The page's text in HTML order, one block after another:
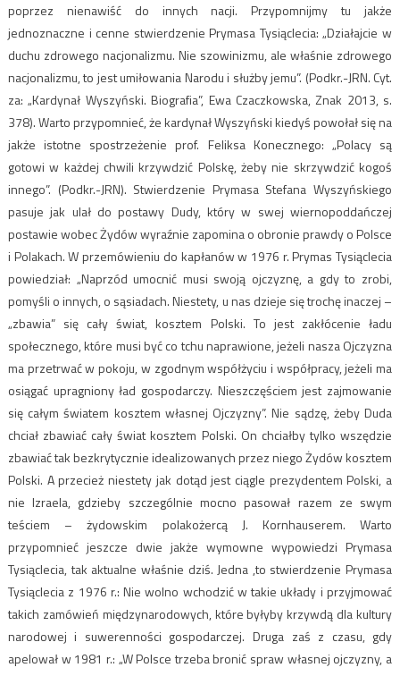
poprzez nienawiść do innych nacji. Przypomnijmy tu jakże
jednoznaczne i cenne stwierdzenie Prymasa Tysiąclecia: „Działajcie w
duchu zdrowego nacjonalizmu. Nie szowinizmu, ale właśnie zdrowego
nacjonalizmu, to jest umiłowania Narodu i służby jemu”. (Podkr.-JRN. Cyt.
za: „Kardynał Wyszyński. Biografia”, Ewa Czaczkowska, Znak 2013, s.
378). Warto przypomnieć, że kardynał Wyszyński kiedyś powołał się na
jakże istotne spostrzeżenie prof. Feliksa Konecznego: „Polacy są
gotowi w każdej chwili krzywdzić Polskę, żeby nie skrzywdzić kogoś
innego”. (Podkr.-JRN). Stwierdzenie Prymasa Stefana Wyszyńskiego
pasuje jak ulał do postawy Dudy, który w swej wiernopoddańczej
postawie wobec Żydów wyraźnie zapomina o obronie prawdy o Polsce
i Polakach. W przemówieniu do kapłanów w 1976 r. Prymas Tysiąclecia
powiedział: „Naprzód umocnić musi swoją ojczyznę, a gdy to zrobi,
pomyśli o innych, o sąsiadach. Niestety, u nas dzieje się trochę inaczej –
„zbawia” się cały świat, kosztem Polski. To jest zakłócenie ładu
społecznego, które musi być co tchu naprawione, jeżeli nasza Ojczyzna
ma przetrwać w pokoju, w zgodnym współżyciu i współpracy, jeżeli ma
osiągać upragniony ład gospodarczy. Nieszczęściem jest zajmowanie
się całym światem kosztem własnej Ojczyzny”. Nie sądzę, żeby Duda
chciał zbawiać cały świat kosztem Polski. On chciałby tylko wszędzie
zbawiać tak bezkrytycznie idealizowanych przez niego Żydów kosztem
Polski. A przecież niestety jak dotąd jest ciągle prezydentem Polski, a
nie Izraela, gdzieby szczególnie mocno pasował razem ze swym
teściem – żydowskim polakożercą J. Kornhauserem. Warto
przypomnieć jeszcze dwie jakże wymowne wypowiedzi Prymasa
Tysiąclecia, tak aktualne właśnie dziś. Jedna ,to stwierdzenie Prymasa
Tysiąclecia z 1976 r.: Nie wolno wchodzić w takie układy i przyjmować
takich zamówień międzynarodowych, które byłyby krzywdą dla kultury
narodowej i suwerenności gospodarczej. Druga zaś z czasu, gdy
apelował w 1981 r.: „W Polsce trzeba bronić spraw własnej ojczyzny, a